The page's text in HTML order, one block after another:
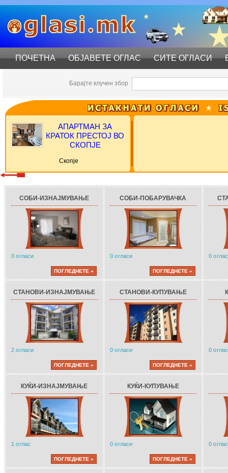
ПОЧЕТНА ОБЈАВЕТЕ ОГЛАС СИТЕ ОГЛАСИ
Барајте клучен збор
АПАРТМАН ЗА
КРАТОК ПРЕСТОЈ ВО
СКОПЈЕ
Скопје
СОБИ-ИЗНАЈМУВАЊЕ
0 огласи
ПОГЛЕДНЕТЕ »
СОБИ-ПОБАРУВАЧКА
0 огласи
ПОГЛЕДНЕТЕ »
0
СТАНОВИ-ИЗНАЈМУВАЊЕ
2 огласи
ПОГЛЕДНЕТЕ »
СТАНОВИ-КУПУВАЊЕ
0 огласи
ПОГЛЕДНЕТЕ »
0
КУЌИ-ИЗНАЈМУВАЊЕ
1 оглас
ПОГЛЕДНЕТЕ »
КУЌИ-КУПУВАЊЕ
0 огласи
ПОГЛЕДНЕТЕ »
0